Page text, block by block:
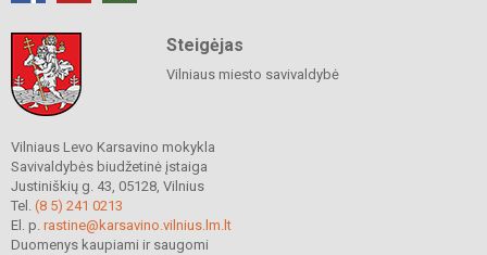
Steigėjas
Vilniaus miesto savivaldybė
Vilniaus Levo Karsavino mokykla
Savivaldybės biudžetinė įstaiga
Justiniškių g. 43, 05128, Vilnius
Tel. (8 5) 241 0213
El. p. rastine@karsavino.vilnius.lm.lt
Duomenys kaupiami ir saugomi